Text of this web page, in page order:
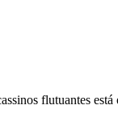
flutuantes está